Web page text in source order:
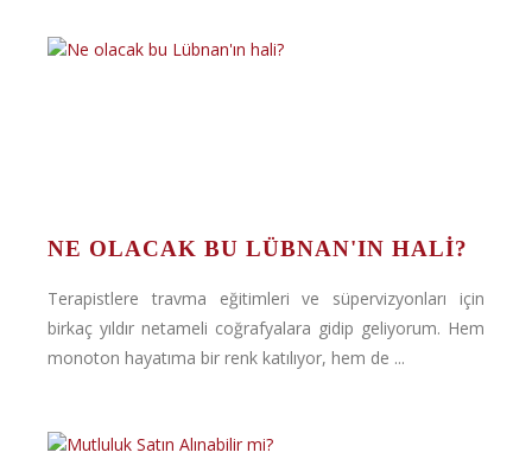
NE OLACAK BU LÜBNAN'IN HALI?
Terapistlere travma eğitimleri ve süpervizyonları için
birkaç yıldır netameli coğrafyalara gidip geliyorum. Hem
monoton hayatıma bir renk katılıyor, hem de ...